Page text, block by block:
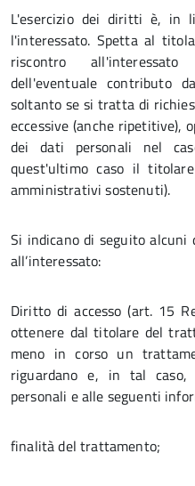
L'esercizio dei diritti è, in
l'interessato. Spetta al
riscontro
dell'eventuale contributo
soltanto se si tratta di
eccessive (anche ripetitive),
dei dati personali nel
quest'ultimo caso il
amministrativi sostenuti).
Si indicano di seguito
all’interessato:
Diritto di accesso (art. 15
ottenere dal titolare del
meno in corso un
riguardano e, in tal
personali e alle seguenti
finalità del trattamento;